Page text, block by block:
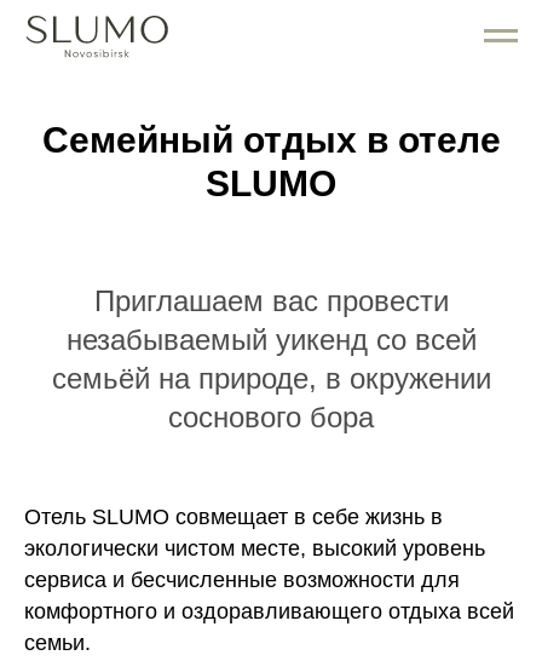
Семейный отдых в отеле
SLUMO
Приглашаем вас провести
незабываемый уикенд со всей
семьёй на природе, в окружении
cоснового бора
Отель SLUMO совмещает в себе жизнь в
экологически чистом месте, высокий уровень
сервиса и бесчисленные возможности для
комфортного и оздоравливающего отдыха всей
семьи.